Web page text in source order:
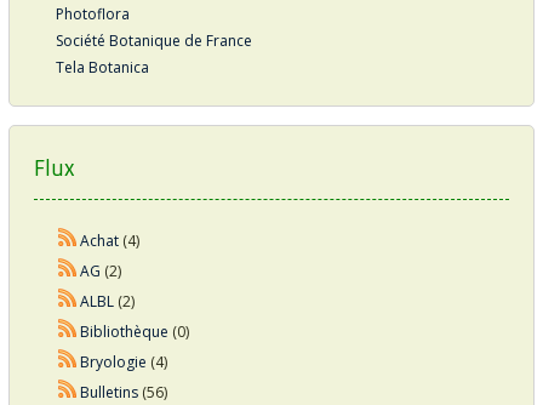
Photoflora
Société Botanique de France
Tela Botanica
Flux
Achat(4)
AG (2)
ALBL(2)
Bibliothèque (0)
Bryologie (4)
Bulletins(56)